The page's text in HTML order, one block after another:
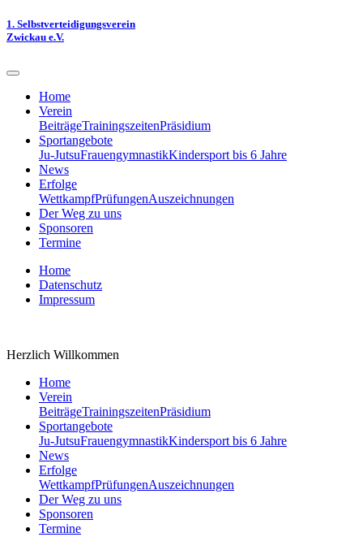
1. Selbstverteidigungsverein
Zwickau e.V.
Home
Verein
BeiträgeTrainingszeitenPräsidium
Sportangebote
Ju-JutsuFrauengymnastikKindersport bis 6 Jahre
News
Erfolge
WettkampfPrüfungenAuszeichnungen
Der Weg zu uns
Sponsoren
Termine
Home
Datenschutz
Impressum
Herzlich Willkommen
Home
Verein
BeiträgeTrainingszeitenPräsidium
Sportangebote
Ju-JutsuFrauengymnastikKindersport bis 6 Jahre
News
Erfolge
WettkampfPrüfungenAuszeichnungen
Der Weg zu uns
Sponsoren
Termine